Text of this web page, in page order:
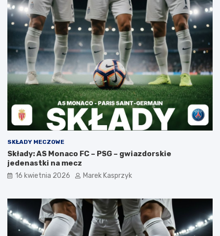
SKŁADY MECZOWE
Składy: AS Monaco FC – PSG – gwiazdorskie
jedenastki na mecz
16 kwietnia 2026 Marek Kasprzyk